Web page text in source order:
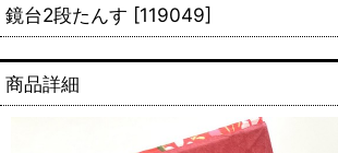
鏡台2段たんす [119049]
商品詳細